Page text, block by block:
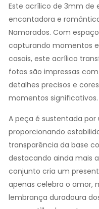
Este acrílico de 3mm de
encantadora e
Namorados. Com
capturando momentos
casais, este acrílico
fotos são impressas
detalhes precisos e
momentos significativos.
A peça é sustentada
proporcionando
transparência da base
destacando ainda mais
conjunto cria um
apenas celebra o amor,
lembrança duradoura